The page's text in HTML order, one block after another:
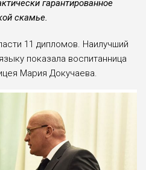
гарантированное
скамье.
11 дипломов. Наилучший
показала воспитанница
Мария Докучаева.